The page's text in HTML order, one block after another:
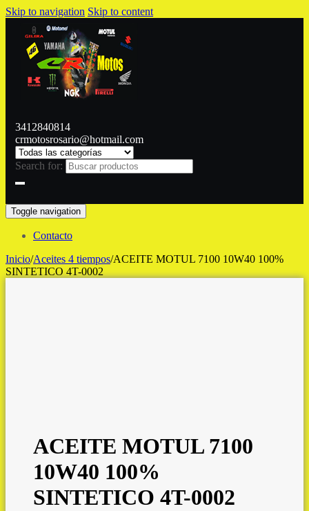
Skip to navigation Skip to content
3412840814
crmotosrosario@hotmail.com
Search for:
Toggle navigation
Contacto
Inicio/Aceites 4 tiempos/ACEITE MOTUL 7100 10W40 100%
SINTETICO 4T-0002
ACEITE MOTUL 7100
10W40 100%
SINTETICO 4T-0002